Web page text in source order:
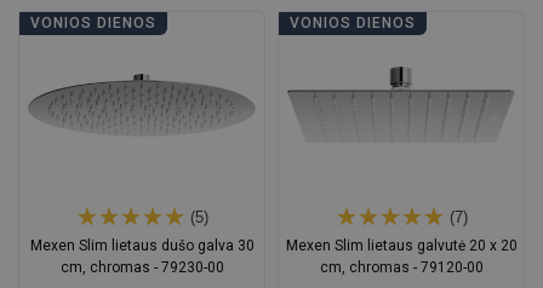
Į krepšelį Į krepšelį
VONIOS DIENOS
(5)
Mexen Slim lietaus dušo galva 30
cm, chromas - 79230-00
VONIOS DIENOS
(7)
Mexen Slim lietaus galvutė 20 x 20
cm, chromas - 79120-00